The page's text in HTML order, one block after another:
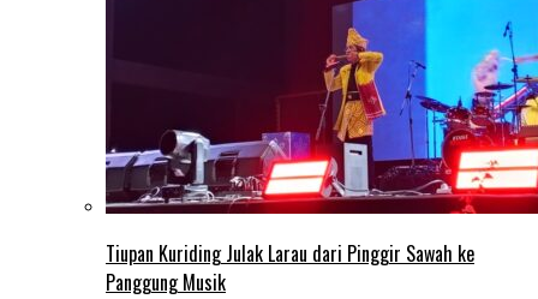
Tiupan Kuriding Julak Larau dari Pinggir Sawah ke
Panggung Musik